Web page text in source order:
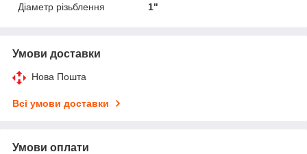
Діаметр різьблення
1"
Умови доставки
Нова Пошта
Всі умови доставки
Умови оплати